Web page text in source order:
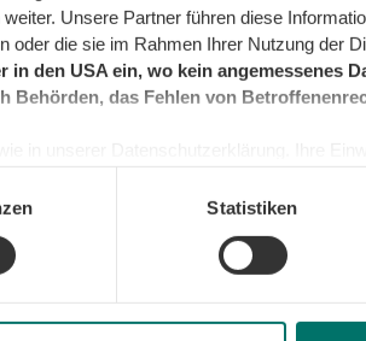
Unsere Partner führen diese
oder die sie im Rahmen Ihrer Nutzung der
den USA ein, wo kein angemessenes
das Fehlen von
betreiben zu können.Statistiken
für
Mon
Abrechnungsmonat
Juli 2026